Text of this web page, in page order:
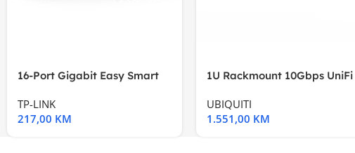
16-Port Gigabit Easy Smart
TP-LINK
217,00 KM
1U Rackmount 10Gbps UniFi
UBIQUITI
1.551,00 KM